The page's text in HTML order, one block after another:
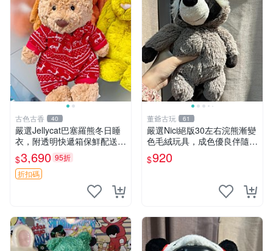
古色古香 40
嚴選Jellycat巴塞羅熊冬日睡
衣，附透明快遞箱保鮮配送，
童趣可愛可收藏 巴塞羅熊 睡
衣 透明袋
$3,690 95折
折扣碼
董爺古玩 61
嚴選Nici絕版30左右浣熊漸變
色毛絨玩具，成色優良伴隨原
廠牌標 浣熊 玩具 毛絨
$920